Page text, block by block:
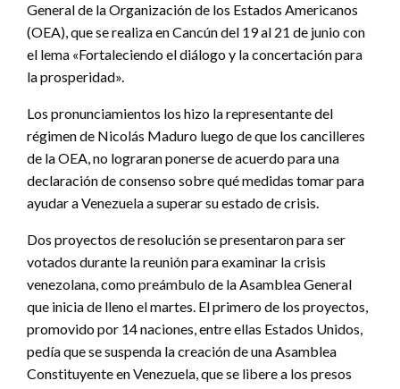
General de la Organización de los Estados Americanos
(OEA), que se realiza en Cancún del 19 al 21 de junio con
el lema «Fortaleciendo el diálogo y la concertación para
la prosperidad».
Los pronunciamientos los hizo la representante del
régimen de Nicolás Maduro luego de que los cancilleres
de la OEA, no lograran ponerse de acuerdo para una
declaración de consenso sobre qué medidas tomar para
ayudar a Venezuela a superar su estado de crisis.
Dos proyectos de resolución se presentaron para ser
votados durante la reunión para examinar la crisis
venezolana, como preámbulo de la Asamblea General
que inicia de lleno el martes. El primero de los proyectos,
promovido por 14 naciones, entre ellas Estados Unidos,
pedía que se suspenda la creación de una Asamblea
Constituyente en Venezuela, que se libere a los presos